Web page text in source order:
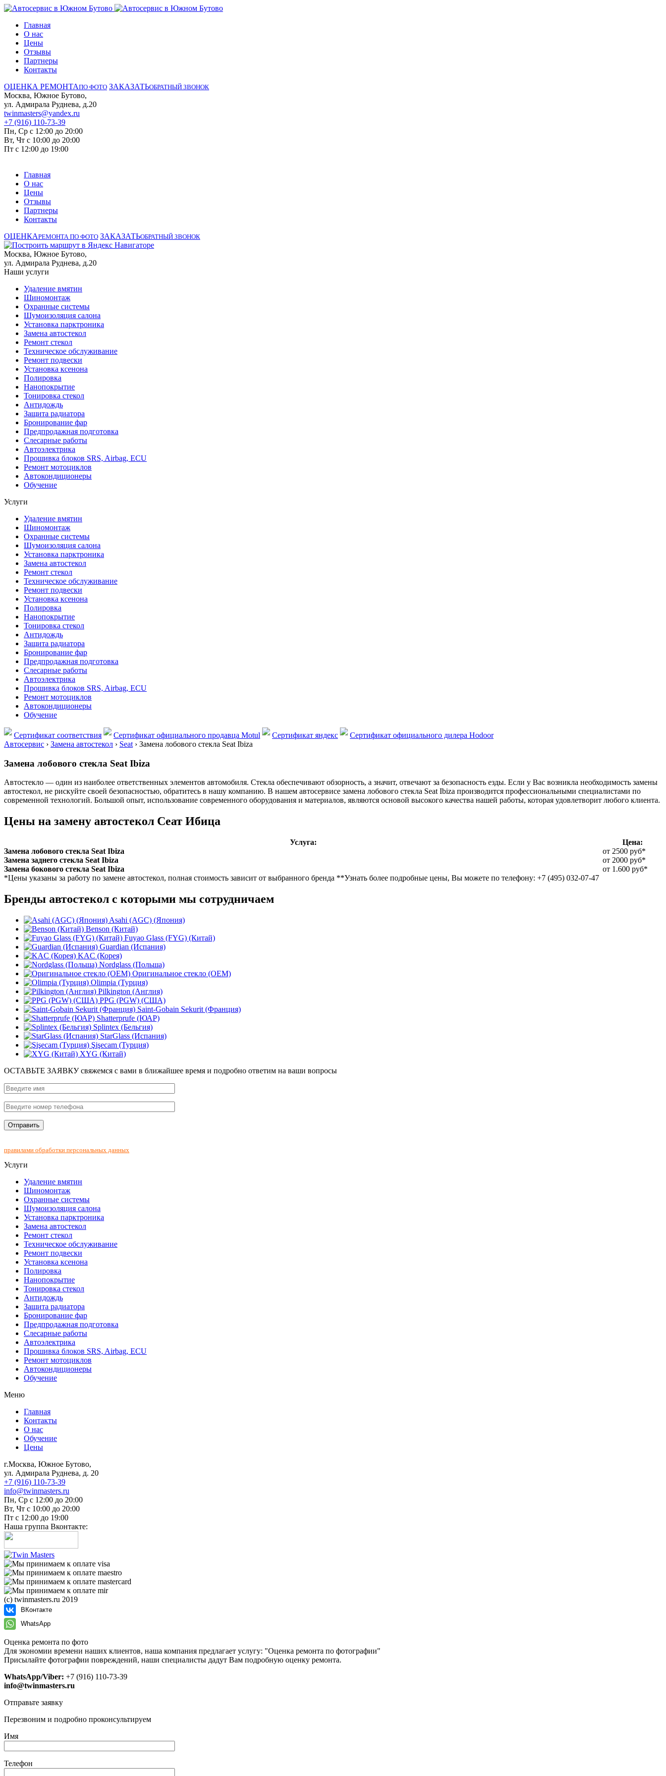
Главная
О нас
Цены
Отзывы
Партнеры
Контакты
ОЦЕНКА РЕМОНТАПО ФОТО ЗАКАЗАТЬОБРАТНЫЙ ЗВОНОК
Москва, Южное Бутово,
ул. Адмирала Руднева, д.20
twinmasters@yandex.ru
+7 (916) 110-73-39
Пн, Ср с 12:00 до 20:00
Вт, Чт с 10:00 до 20:00
Пт с 12:00 до 19:00
Главная
О нас
Цены
Отзывы
Партнеры
Контакты
ОЦЕНКАРЕМОНТА ПО ФОТО ЗАКАЗАТЬОБРАТНЫЙ ЗВОНОК
Москва, Южное Бутово,
ул. Адмирала Руднева, д.20
Наши услуги
Удаление вмятин
Шиномонтаж
Охранные системы
Шумоизоляция салона
Установка парктроника
Замена автостекол
Ремонт стекол
Техническое обслуживание
Ремонт подвески
Установка ксенона
Полировка
Нанопокрытие
Тонировка стекол
Антидождь
Защита радиатора
Бронирование фар
Предпродажная подготовка
Слесарные работы
Автоэлектрика
Прошивка блоков SRS, Airbag, ECU
Ремонт мотоциклов
Автокондиционеры
Обучение
Услуги
Удаление вмятин
Шиномонтаж
Охранные системы
Шумоизоляция салона
Установка парктроника
Замена автостекол
Ремонт стекол
Техническое обслуживание
Ремонт подвески
Установка ксенона
Полировка
Нанопокрытие
Тонировка стекол
Антидождь
Защита радиатора
Бронирование фар
Предпродажная подготовка
Слесарные работы
Автоэлектрика
Прошивка блоков SRS, Airbag, ECU
Ремонт мотоциклов
Автокондиционеры
Обучение
Сертификат соответствия Сертификат официального продавца Motul Сертификат яндекс
Сертификат официального дилера Hodoor
Автосервис › Замена автостекол › Seat › Замена лобового стекла Seat Ibiza
Замена лобового стекла Seat Ibiza
Автостекло — один из наиболее ответственных элементов автомобиля. Стекла обеспечивают обзорность, а значит, отвечают за безопасность езды. Если у Вас возникла необходимость замены
автостекол, не рискуйте своей безопасностью, обратитесь в нашу компанию. В нашем автосервисе замена лобового стекла Seat Ibiza производится профессиональными специалистами по
современной технологий. Большой опыт, использование современного оборудования и материалов, являются основой высокого качества нашей работы, которая удовлетворит любого клиента.
Цены на замену автостекол Сеат Ибица
Услуга:
Цена:
Замена лобового стекла Seat Ibiza
от 2500 руб*
Замена заднего стекла Seat Ibiza
от 2000 руб*
Замена бокового стекла Seat Ibiza
от 1.600 руб*
*Цены указаны за работу по замене автостекол, полная стоимость зависит от выбранного бренда **Узнать более подробные цены, Вы можете по телефону: +7 (495) 032-07-47
Бренды автостекол с которыми мы сотрудничаем
Asahi (AGC) (Япония)
Benson (Китай)
Fuyao Glass (FYG) (Китай)
Guardian (Испания)
KAC (Корея)
Nordglass (Польша)
Оригинальное стекло (OEM)
Olimpia (Турция)
Pilkington (Англия)
PPG (PGW) (США)
Saint-Gobain Sekurit (Франция)
Shatterprufe (ЮАР)
Splintex (Бельгия)
StarGlass (Испания)
Şişecam (Турция)
XYG (Китай)
ОСТАВЬТЕ ЗАЯВКУсвяжемся с вами в ближайшее время и подробно ответим на ваши вопросы
правилами обработки персональных данных
Услуги
Удаление вмятин
Шиномонтаж
Охранные системы
Шумоизоляция салона
Установка парктроника
Замена автостекол
Ремонт стекол
Техническое обслуживание
Ремонт подвески
Установка ксенона
Полировка
Нанопокрытие
Тонировка стекол
Антидождь
Защита радиатора
Бронирование фар
Предпродажная подготовка
Слесарные работы
Автоэлектрика
Прошивка блоков SRS, Airbag, ECU
Ремонт мотоциклов
Автокондиционеры
Обучение
Меню
Главная
Контакты
О нас
Обучение
Цены
г.Москва, Южное Бутово,
ул. Адмирала Руднева, д. 20
+7 (916) 110-73-39
info@twinmasters.ru
Пн, Ср с 12:00 до 20:00
Вт, Чт с 10:00 до 20:00
Пт с 12:00 до 19:00
Наша группа Вконтакте:
(с) twinmasters.ru 2019
ВКонтакте
WhatsApp
Оценка ремонта по фото
Для экономии времени наших клиентов, наша компания предлагает услугу: "Оценка ремонта по фотографии"
Присылайте фотографии повреждений, наши специалисты дадут Вам подробную оценку ремонта.
WhatsApp/Viber: +7 (916) 110-73-39
info@twinmasters.ru
Отправьте заявку
Перезвоним и подробно проконсультируем
Имя
Телефон